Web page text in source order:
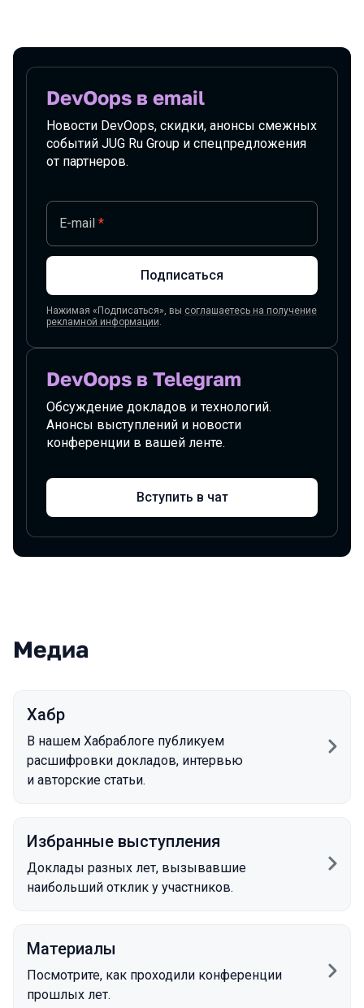
Подписаться на новости
DevOops в email
Новости DevOops, скидки, анонсы смежных
событий JUG Ru Group и спецпредложения
от партнеров.
E-mail *
Подписаться
Нажимая «Подписаться», вы соглашаетесь на получение
рекламной информации.
DevOops в Telegram
Обсуждение докладов и технологий.
Анонсы выступлений и новости
конференции в вашей ленте.
Вступить в чат
Медиа
Хабр
В нашем Хабраблоге публикуем
расшифровки докладов, интервью
и авторские статьи.
Избранные выступления
Доклады разных лет, вызывавшие
наибольший отклик у участников.
Материалы
Посмотрите, как проходили конференции
прошлых лет.